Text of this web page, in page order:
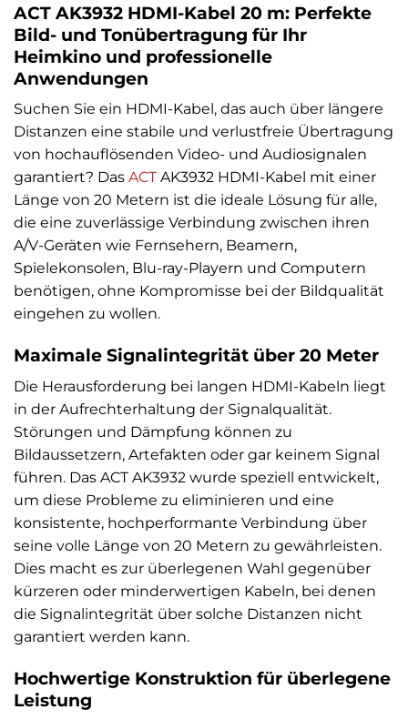
ACT AK3932 HDMI-Kabel 20 m: Perfekte
Bild- und Tonübertragung für Ihr
Heimkino und professionelle
Anwendungen
Suchen Sie ein HDMI-Kabel, das auch über längere
Distanzen eine stabile und verlustfreie Übertragung
von hochauflösenden Video- und Audiosignalen
garantiert? Das ACTAK3932 HDMI-Kabel mit einer
Länge von 20 Metern ist die ideale Lösung für alle,
die eine zuverlässige Verbindung zwischen ihren
A/V-Geräten wie Fernsehern, Beamern,
Spielekonsolen, Blu-ray-Playern und Computern
benötigen, ohne Kompromisse bei der Bildqualität
eingehen zu wollen.
Maximale Signalintegrität über 20 Meter
Die Herausforderung bei langen HDMI-Kabeln liegt
in der Aufrechterhaltung der Signalqualität.
Störungen und Dämpfung können zu
Bildaussetzern, Artefakten oder gar keinem Signal
führen. Das ACT AK3932 wurde speziell entwickelt,
um diese Probleme zu eliminieren und eine
konsistente, hochperformante Verbindung über
seine volle Länge von 20 Metern zu gewährleisten.
Dies macht es zur überlegenen Wahl gegenüber
kürzeren oder minderwertigen Kabeln, bei denen
die Signalintegrität über solche Distanzen nicht
garantiert werden kann.
Hochwertige Konstruktion für überlegene
Leistung